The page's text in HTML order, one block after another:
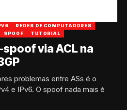
REDES DE COMPUTADORES
SPOOF TUTORIAL
via ACL na
problemas entre ASs é o
e IPv6. O spoof nada mais é